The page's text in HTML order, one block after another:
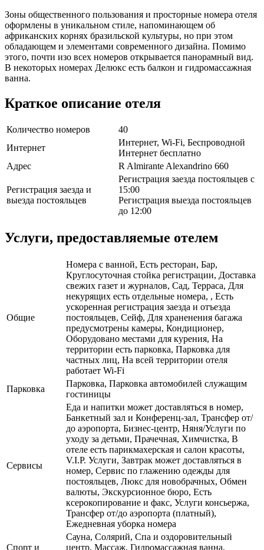
Зоны общественного пользования и просторные номера отеля
оформлены в уникальном стиле, напоминающем об
африканских корнях бразильской культуры, но при этом
обладающем и элементами современного дизайна. Помимо
этого, почти изо всех номеров открывается панорамный вид.
В некоторых номерах Делюкс есть балкон и гидромассажная
ванна.
Краткое описание отеля
Количество номеров
40
Интернет
Интернет, Wi-Fi, Беспроводной
Интернет бесплатно
Адрес
R Almirante Alexandrino 660
Регистрация заезда и
выезда постояльцев
Регистрация заезда постояльцев с
15:00
Регистрация выезда постояльцев
до 12:00
Услуги, предоставляемые отелем
Общие
Номера с ванной, Есть ресторан, Бар,
Круглосуточная стойка регистрации, Доставка
свежих газет и журналов, Сад, Терраса, Для
некурящих есть отдельные номера, , Есть
ускоренная регистрация заезда и отъезда
постояльцев, Сейф, Для храненения багажа
предусмотрены камеры, Кондиционер,
Оборудовано местами для курения, На
территории есть парковка, Парковка для
частных лиц, На всей территории отеля
работает Wi-Fi
Парковка
Парковка, Парковка автомобилей служащим
гостиницы
Сервисы
Еда и напитки может доставляться в номер,
Банкетный зал и Конференц-зал, Трансфер от/
до аэропорта, Бизнес-центр, Няня/Услуги по
уходу за детьми, Прачечная, Химчистка, В
отеле есть парикмахерская и салон красоты,
V.I.P. Услуги, Завтрак может доставляться в
номер, Сервис по глажению одежды для
постояльцев, Люкс для новобрачных, Обмен
валюты, Экскурсионное бюро, Есть
ксерокопирование и факс, Услуги консьержа,
Трансфер от/до аэропорта (платный),
Ежедневная уборка номера
Спорт и
Сауна, Солярий, Спа и оздоровительный
центр, Массаж, Гидромассажная ванна,